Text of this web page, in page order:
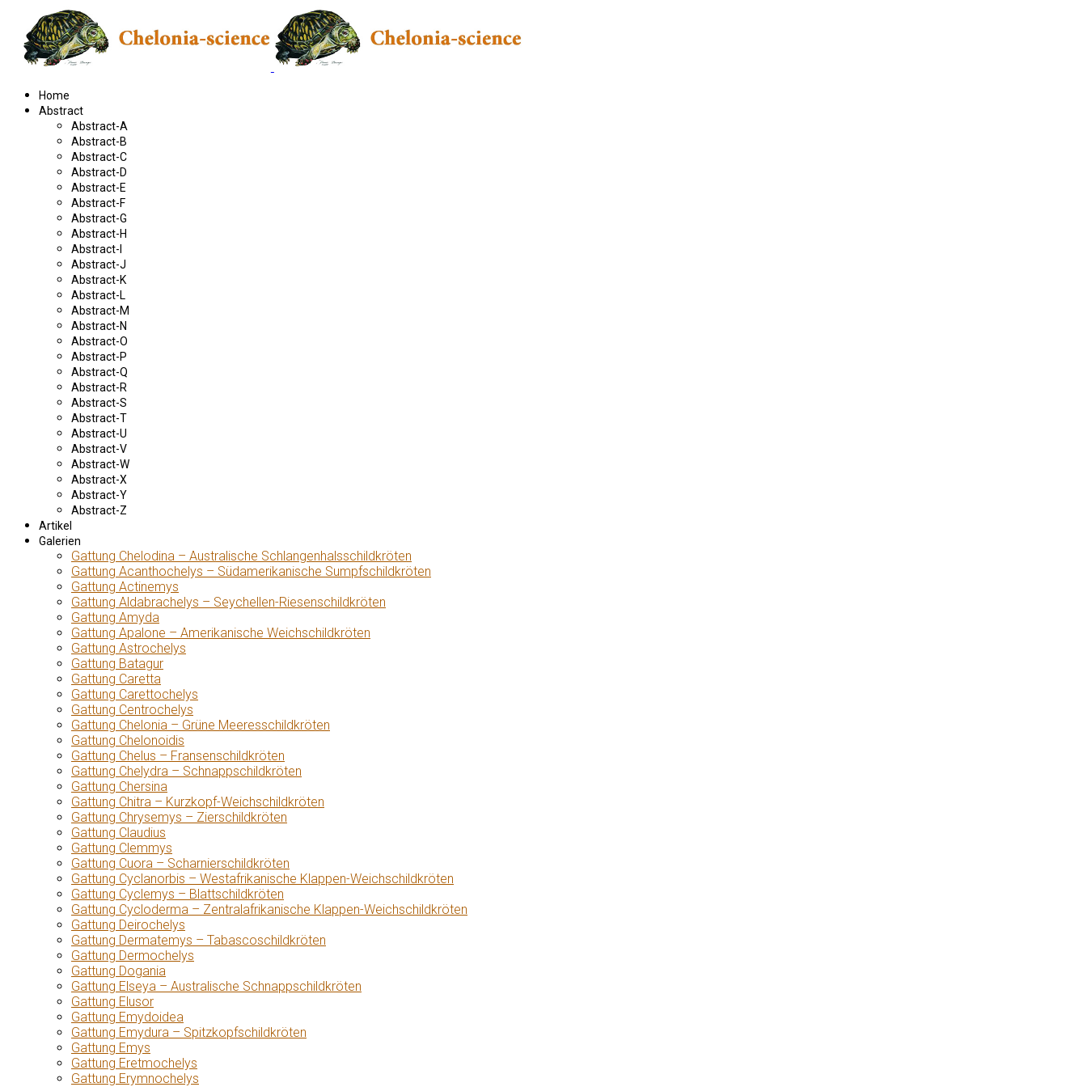
Home
Abstract
Abstract-A
Abstract-B
Abstract-C
Abstract-D
Abstract-E
Abstract-F
Abstract-G
Abstract-H
Abstract-I
Abstract-J
Abstract-K
Abstract-L
Abstract-M
Abstract-N
Abstract-O
Abstract-P
Abstract-Q
Abstract-R
Abstract-S
Abstract-T
Abstract-U
Abstract-V
Abstract-W
Abstract-X
Abstract-Y
Abstract-Z
Artikel
Galerien
Gattung Chelodina – Australische Schlangenhalsschildkröten
Gattung Acanthochelys – Südamerikanische Sumpfschildkröten
Gattung Actinemys
Gattung Aldabrachelys – Seychellen-Riesenschildkröten
Gattung Amyda
Gattung Apalone – Amerikanische Weichschildkröten
Gattung Astrochelys
Gattung Batagur
Gattung Caretta
Gattung Carettochelys
Gattung Centrochelys
Gattung Chelonia – Grüne Meeresschildkröten
Gattung Chelonoidis
Gattung Chelus – Fransenschildkröten
Gattung Chelydra – Schnappschildkröten
Gattung Chersina
Gattung Chitra – Kurzkopf-Weichschildkröten
Gattung Chrysemys – Zierschildkröten
Gattung Claudius
Gattung Clemmys
Gattung Cuora – Scharnierschildkröten
Gattung Cyclanorbis – Westafrikanische Klappen-Weichschildkröten
Gattung Cyclemys – Blattschildkröten
Gattung Cycloderma – Zentralafrikanische Klappen-Weichschildkröten
Gattung Deirochelys
Gattung Dermatemys – Tabascoschildkröten
Gattung Dermochelys
Gattung Dogania
Gattung Elseya – Australische Schnappschildkröten
Gattung Elusor
Gattung Emydoidea
Gattung Emydura – Spitzkopfschildkröten
Gattung Emys
Gattung Eretmochelys
Gattung Erymnochelys